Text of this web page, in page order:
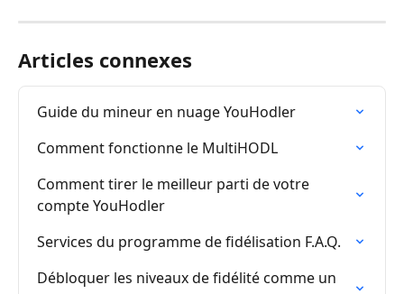
Articles connexes
Guide du mineur en nuage YouHodler
Comment fonctionne le MultiHODL
Comment tirer le meilleur parti de votre
compte YouHodler
Services du programme de fidélisation F.A.Q.
Débloquer les niveaux de fidélité comme un